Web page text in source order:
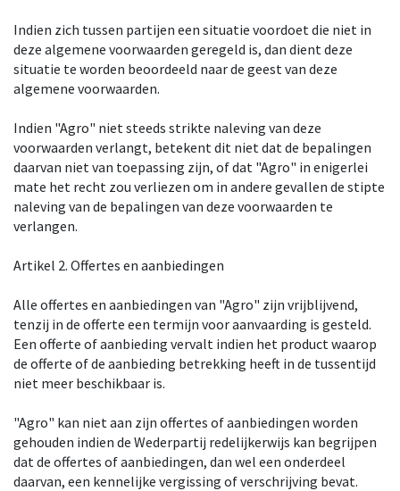
Indien zich tussen partijen een situatie voordoet die niet in
deze algemene voorwaarden geregeld is, dan dient deze
situatie te worden beoordeeld naar de geest van deze
algemene voorwaarden.
Indien "Agro" niet steeds strikte naleving van deze
voorwaarden verlangt, betekent dit niet dat de bepalingen
daarvan niet van toepassing zijn, of dat "Agro" in enigerlei
mate het recht zou verliezen om in andere gevallen de stipte
naleving van de bepalingen van deze voorwaarden te
verlangen.
Artikel 2. Offertes en aanbiedingen
Alle offertes en aanbiedingen van "Agro" zijn vrijblijvend,
tenzij in de offerte een termijn voor aanvaarding is gesteld.
Een offerte of aanbieding vervalt indien het product waarop
de offerte of de aanbieding betrekking heeft in de tussentijd
niet meer beschikbaar is.
"Agro" kan niet aan zijn offertes of aanbiedingen worden
gehouden indien de Wederpartij redelijkerwijs kan begrijpen
dat de offertes of aanbiedingen, dan wel een onderdeel
daarvan, een kennelijke vergissing of verschrijving bevat.